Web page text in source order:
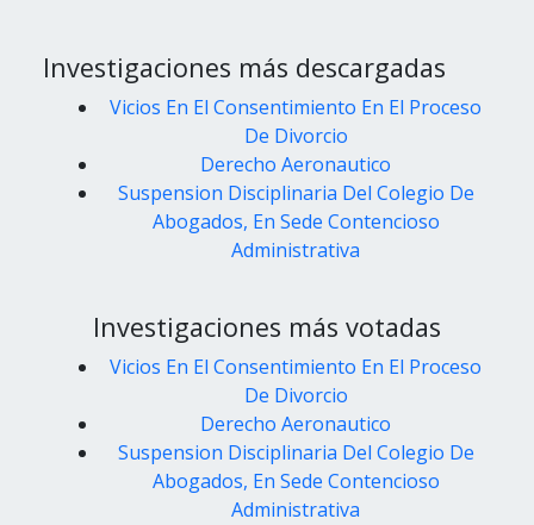
Investigaciones más descargadas
Vicios En El Consentimiento En El Proceso
De Divorcio
Derecho Aeronautico
Suspension Disciplinaria Del Colegio De
Abogados, En Sede Contencioso
Administrativa
Investigaciones más votadas
Vicios En El Consentimiento En El Proceso
De Divorcio
Derecho Aeronautico
Suspension Disciplinaria Del Colegio De
Abogados, En Sede Contencioso
Administrativa